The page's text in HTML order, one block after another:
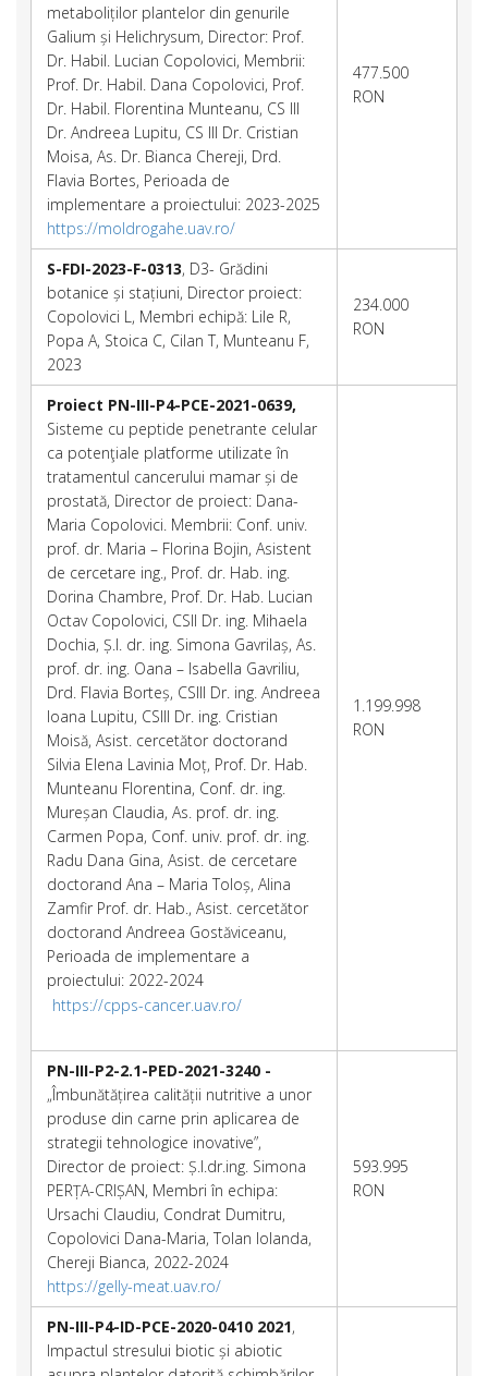
metaboliților plantelor din genurile
Galium și Helichrysum, Director: Prof.
Dr. Habil. Lucian Copolovici, Membrii:
Prof. Dr. Habil. Dana Copolovici, Prof.
Dr. Habil. Florentina Munteanu, CS III
Dr. Andreea Lupitu, CS III Dr. Cristian
Moisa, As. Dr. Bianca Chereji, Drd.
Flavia Bortes, Perioada de
implementare a proiectului: 2023-2025
https://moldrogahe.uav.ro/
477.500
RON
S-FDI-2023-F-0313, D3- Grădini
botanice și stațiuni, Director proiect:
Copolovici L, Membri echipă: Lile R,
Popa A, Stoica C, Cilan T, Munteanu F,
2023
234.000
RON
Proiect PN-III-P4-PCE-2021-0639,
Sisteme cu peptide penetrante celular
ca potenţiale platforme utilizate în
tratamentul cancerului mamar și de
prostată, Director de proiect: Dana-
Maria Copolovici. Membrii: Conf. univ.
prof. dr. Maria – Florina Bojin, Asistent
de cercetare ing., Prof. dr. Hab. ing.
Dorina Chambre, Prof. Dr. Hab. Lucian
Octav Copolovici, CSII Dr. ing. Mihaela
Dochia, Ș.l. dr. ing. Simona Gavrilaș, As.
prof. dr. ing. Oana – Isabella Gavriliu,
Drd. Flavia Borteș, CSIII Dr. ing. Andreea
Ioana Lupitu, CSIII Dr. ing. Cristian
Moisă, Asist. cercetător doctorand
Silvia Elena Lavinia Moț, Prof. Dr. Hab.
Munteanu Florentina, Conf. dr. ing.
Mureșan Claudia, As. prof. dr. ing.
Carmen Popa, Conf. univ. prof. dr. ing.
Radu Dana Gina, Asist. de cercetare
doctorand Ana – Maria Toloș, Alina
Zamfir Prof. dr. Hab., Asist. cercetător
doctorand Andreea Gostăviceanu,
Perioada de implementare a
proiectului: 2022-2024
https://cpps-cancer.uav.ro/
1.199.998
RON
PN-III-P2-2.1-PED-2021-3240 -
„Îmbunătățirea calității nutritive a unor
produse din carne prin aplicarea de
strategii tehnologice inovative”,
Director de proiect: Ș.l.dr.ing. Simona
PERȚA-CRIȘAN, Membri în echipa:
Ursachi Claudiu, Condrat Dumitru,
Copolovici Dana-Maria, Tolan Iolanda,
Chereji Bianca, 2022-2024
https://gelly-meat.uav.ro/
593.995
RON
PN-III-P4-ID-PCE-2020-0410 2021,
Impactul stresului biotic și abiotic